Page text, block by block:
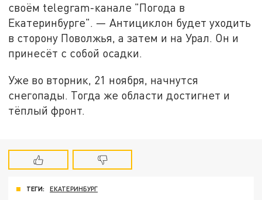
своём telegram-канале "Погода в
Екатеринбурге". — Антициклон будет уходить
в сторону Поволжья, а затем и на Урал. Он и
принесёт с собой осадки.
Уже во вторник, 21 ноября, начнутся
снегопады. Тогда же области достигнет и
тёплый фронт.
ТЕГИ: ЕКАТЕРИНБУРГ